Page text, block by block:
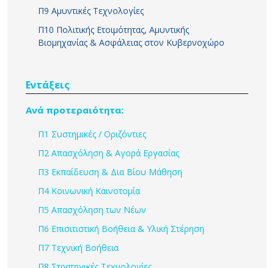
Π9 Αμυντικές Τεχνολογίες
Π10 Πολιτικής Ετοιμότητας, Αμυντικής
Βιομηχανίας & Ασφάλειας στον Κυβερνοχώρο
Εντάξεις
Ανά προτεραιότητα:
Π1 Συστημικές / Οριζόντιες
Π2 Απασχόληση & Αγορά Εργασίας
Π3 Εκπαίδευση & Δια Βίου Μάθηση
Π4 Κοινωνική Καινοτομία
Π5 Απασχόληση των Νέων
Π6 Επισιτιστική Βοήθεια & Υλική Στέρηση
Π7 Τεχνική Βοήθεια